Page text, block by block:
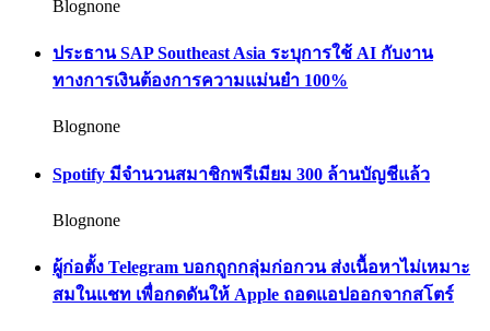
Blognone
ประธาน SAP Southeast Asia ระบุการใช้ AI กับงาน
ทางการเงินต้องการความแม่นยำ 100%
Blognone
Spotify มีจำนวนสมาชิกพรีเมียม 300 ล้านบัญชีแล้ว
Blognone
ผู้ก่อตั้ง Telegram บอกถูกกลุ่มก่อกวน ส่งเนื้อหาไม่เหมาะ
สมในแชท เพื่อกดดันให้ Apple ถอดแอปออกจากสโตร์